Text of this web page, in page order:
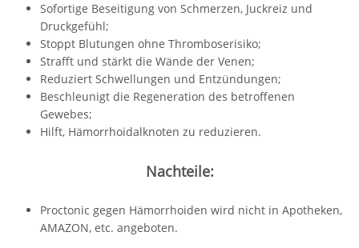
Sofortige Beseitigung von Schmerzen, Juckreiz und
Druckgefühl;
Stoppt Blutungen ohne Thromboserisiko;
Strafft und stärkt die Wände der Venen;
Reduziert Schwellungen und Entzündungen;
Beschleunigt die Regeneration des betroffenen
Gewebes;
Hilft, Hämorrhoidalknoten zu reduzieren.
Nachteile:
Proctonic gegen Hämorrhoiden wird nicht in Apotheken,
AMAZON, etc. angeboten.